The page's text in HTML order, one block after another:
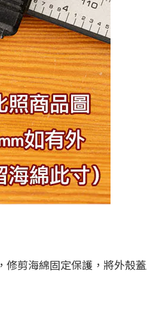
剪海綿固定保護，將外殼